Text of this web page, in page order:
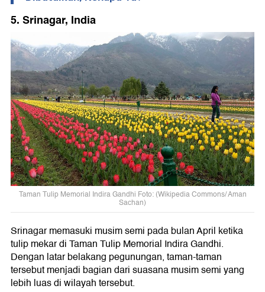
5. Srinagar, India
Taman Tulip Memorial Indira Gandhi Foto: (Wikipedia Commons/ Aman
Sachan)
Srinagar memasuki musim semi pada bulan April ketika
tulip mekar di Taman Tulip Memorial Indira Gandhi.
Dengan latar belakang pegunungan, taman-taman
tersebut menjadi bagian dari suasana musim semi yang
lebih luas di wilayah tersebut.